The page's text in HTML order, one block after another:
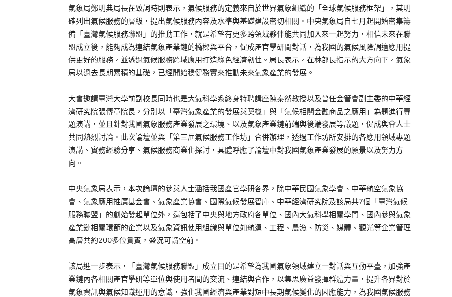
氣象局鄭明典局長在致詞時則表示，氣候服務的定義來自於世界氣象組織的「全球氣候服務框架」，其明
確列出氣候服務的層級，提出氣候服務內容及水準與基礎建設密切相關。中央氣象局自七月起開始密集籌
備「臺灣氣候服務聯盟」的推動工作，就是希望有更多跨領域夥伴能共同加入來一起努力，相信未來在聯
盟成立後，能夠成為連結氣象產業鏈的橋樑與平台，促成產官學研間對話，為我國的氣候風險調適應用提
供更好的服務，並透過氣候服務跨域應用打造綠色經濟韌性。局長表示，在林部長指示的大方向下，氣象
局以過去長期累積的基礎，已經開始穩健務實來推動未來氣象產業的發展。
大會邀請臺灣大學前副校長同時也是大氣科學系終身特聘講座陳泰然教授以及曾任金管會副主委的中華經
濟研究院張傳章院長，分別以「臺灣氣象產業的發展與契機」與「氣候相關金融商品之應用」為題進行專
題演講，並且針對我國氣象服務產業發展之環境、以及氣象產業鏈前端與後端發展等議題，促成與會人士
共同熱烈討論。此次論壇並與「第三屆氣候服務工作坊」合併辦理，透過工作坊所安排的各應用領域專題
演講、實務經驗分享、氣候服務商業化探討，具體呼應了論壇中對我國氣象產業發展的願景以及努力方
向。
中央氣象局表示，本次論壇的參與人士涵括我國產官學研各界，除中華民國氣象學會、中華航空氣象協
會、氣象應用推廣基金會、氣象產業協會、國際氣候發展智庫、中華經濟研究院及該局共7個「臺灣氣候
服務聯盟」的創始發起單位外，還包括了中央與地方政府各單位、國內大氣科學相關學門、國內參與氣象
產業鏈相關環節的企業以及氣象資訊使用組織與單位如航運、工程、農漁、防災、媒體、觀光等企業管理
高層共約200多位貴賓，盛況可謂空前。
該局進一步表示，「臺灣氣候服務聯盟」成立目的是希望為我國氣象領域建立一對話與互動平臺，加強產
業鏈內各相關產官學研等單位與使用者間的交流、連結與合作，以集思廣益發揮群體力量，提升各界對於
氣象資訊與氣候知識運用的意識，強化我國經濟與產業對短中長期氣候變化的因應能力，為我國氣候服務